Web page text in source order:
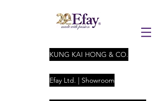
KUNG KAI HONG & CO.
Efay Ltd. | Showroom